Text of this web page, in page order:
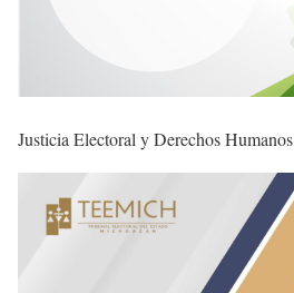
Justicia Electoral y Derechos Humanos